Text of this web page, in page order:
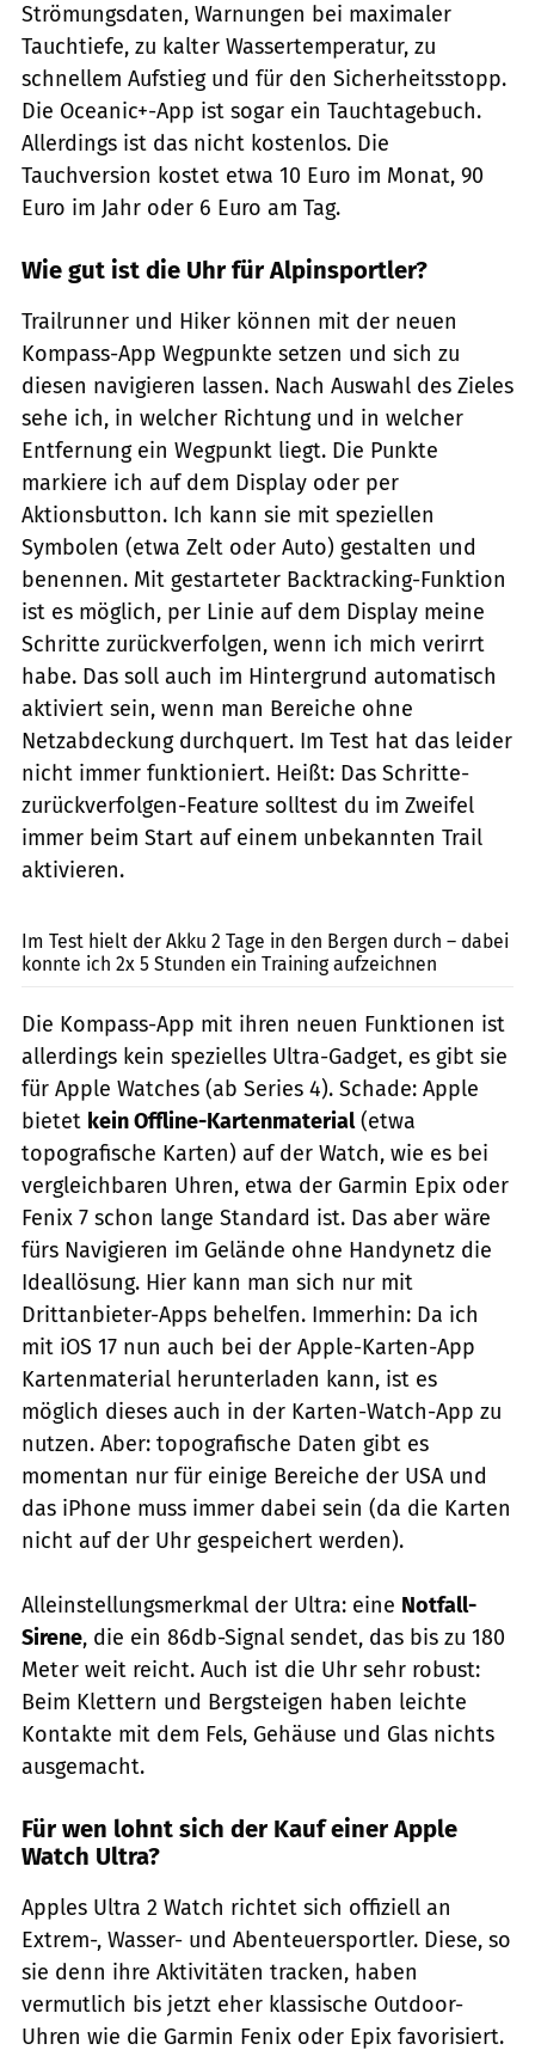
Strömungsdaten, Warnungen bei maximaler
Tauchtiefe, zu kalter Wassertemperatur, zu
schnellem Aufstieg und für den Sicherheitsstopp.
Die Oceanic+-App ist sogar ein Tauchtagebuch.
Allerdings ist das nicht kostenlos. Die
Tauchversion kostet etwa 10 Euro im Monat, 90
Euro im Jahr oder 6 Euro am Tag.
Wie gut ist die Uhr für Alpinsportler?
Trailrunner und Hiker können mit der neuen
Kompass-App Wegpunkte setzen und sich zu
diesen navigieren lassen. Nach Auswahl des Zieles
sehe ich, in welcher Richtung und in welcher
Entfernung ein Wegpunkt liegt. Die Punkte
markiere ich auf dem Display oder per
Aktionsbutton. Ich kann sie mit speziellen
Symbolen (etwa Zelt oder Auto) gestalten und
benennen. Mit gestarteter Backtracking-Funktion
ist es möglich, per Linie auf dem Display meine
Schritte zurückverfolgen, wenn ich mich verirrt
habe. Das soll auch im Hintergrund automatisch
aktiviert sein, wenn man Bereiche ohne
Netzabdeckung durchquert. Im Test hat das leider
nicht immer funktioniert. Heißt: Das Schritte-
zurückverfolgen-Feature solltest du im Zweifel
immer beim Start auf einem unbekannten Trail
aktivieren.
Im Test hielt der Akku 2 Tage in den Bergen durch – dabei
konnte ich 2x 5 Stunden ein Training aufzeichnen
Die Kompass-App mit ihren neuen Funktionen ist
allerdings kein spezielles Ultra-Gadget, es gibt sie
für Apple Watches (ab Series 4). Schade: Apple
bietet kein Offline-Kartenmaterial(etwa
topografische Karten) auf der Watch, wie es bei
vergleichbaren Uhren, etwa der Garmin Epix oder
Fenix 7 schon lange Standard ist. Das aber wäre
fürs Navigieren im Gelände ohne Handynetz die
Ideallösung. Hier kann man sich nur mit
Drittanbieter-Apps behelfen. Immerhin: Da ich
mit iOS 17 nun auch bei der Apple-Karten-App
Kartenmaterial herunterladen kann, ist es
möglich dieses auch in der Karten-Watch-App zu
nutzen. Aber: topografische Daten gibt es
momentan nur für einige Bereiche der USA und
das iPhone muss immer dabei sein (da die Karten
nicht auf der Uhr gespeichert werden).
Alleinstellungsmerkmal der Ultra: eine Notfall-
Sirene, die ein 86db-Signal sendet, das bis zu 180
Meter weit reicht. Auch ist die Uhr sehr robust:
Beim Klettern und Bergsteigen haben leichte
Kontakte mit dem Fels, Gehäuse und Glas nichts
ausgemacht.
Für wen lohnt sich der Kauf einer Apple
Watch Ultra?
Apples Ultra 2 Watch richtet sich offiziell an
Extrem-, Wasser- und Abenteuersportler. Diese, so
sie denn ihre Aktivitäten tracken, haben
vermutlich bis jetzt eher klassische Outdoor-
Uhren wie die Garmin Fenix oder Epix favorisiert.